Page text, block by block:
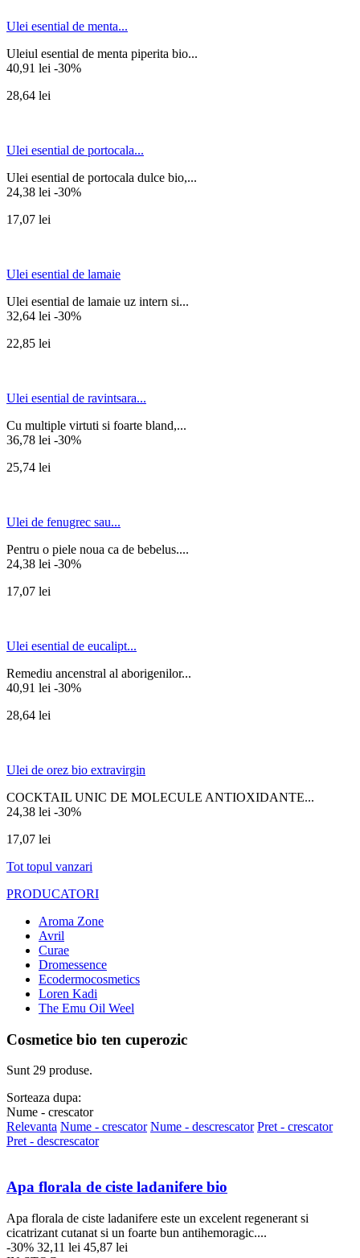
Ulei esential de menta...
Uleiul esential de menta piperita bio...
40,91 lei -30%
28,64 lei
Ulei esential de portocala...
Ulei esential de portocala dulce bio,...
24,38 lei -30%
17,07 lei
Ulei esential de lamaie
Ulei esential de lamaie uz intern si...
32,64 lei -30%
22,85 lei
Ulei esential de ravintsara...
Cu multiple virtuti si foarte bland,...
36,78 lei -30%
25,74 lei
Ulei de fenugrec sau...
Pentru o piele noua ca de bebelus....
24,38 lei -30%
17,07 lei
Ulei esential de eucalipt...
Remediu ancenstral al aborigenilor...
40,91 lei -30%
28,64 lei
Ulei de orez bio extravirgin
COCKTAIL UNIC DE MOLECULE ANTIOXIDANTE...
24,38 lei -30%
17,07 lei
Tot topul vanzari
PRODUCATORI
Aroma Zone
Avril
Curae
Dromessence
Ecodermocosmetics
Loren Kadi
The Emu Oil Weel
Cosmetice bio ten cuperozic
Sunt 29 produse.
Sorteaza dupa:
Nume - crescator
Relevanta Nume - crescator Nume - descrescator Pret - crescator
Pret - descrescator
Apa florala de ciste ladanifere bio
Apa florala de ciste ladanifere este un excelent regenerant si
cicatrizant cutanat si un foarte bun antihemoragic....
-30% 32,11 lei 45,87 lei